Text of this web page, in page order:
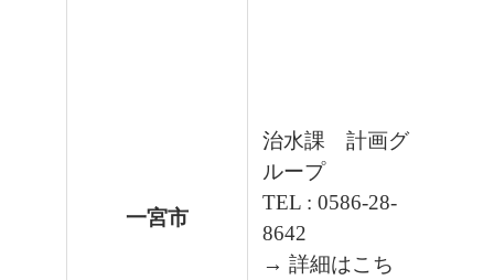
一宮市
治水課 計画グ
ループ
TEL : 0586-28-
8642
→ 詳細はこち